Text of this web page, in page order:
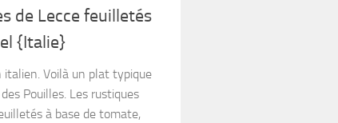
de Lecce feuilletés
{Italie}
italien. Voilà un plat typique
Pouilles. Les rustiques
à base de tomate,